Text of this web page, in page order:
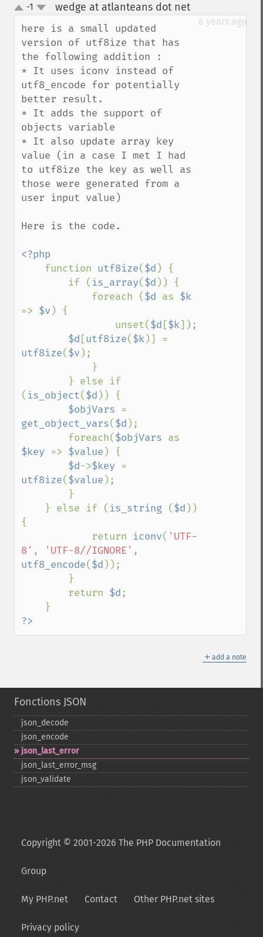
up
down
-1 wedge at atlanteans dot net¶
8 years ago
here is a small updated
version of utf8ize that has
the following addition :
* It uses iconv instead of
utf8_encode for potentially
better result.
* It adds the support of
objects variable
* It also update array key
value (in a case I met I had
to utf8ize the key as well as
those were generated from a
user input value)
Here is the code.
<?php
function utf8ize($d ) {
        if (
is_array($d )) {
            foreach (
$d as
=> $v ) {
                unset(
$d [$k]);
$d [utf8ize($k
utf8ize($v );
( is_object($d )) {
$objVars
get_object_vars($d );
        foreach(
$objVars
$key => $value ) {
$d->$key
utf8ize($value );
    } else if (
is_string ($d ))
{
            return
iconv( 'UTF-
8' , 'UTF-8//IGNORE'
utf8_encode($d ));
        return
$d;
?>
＋ add a note
Fonctions JSON
json_​decode
json_​encode
json_​last_​error
json_​last_​error_​msg
json_​validate
Copyright © 2001-2026 The PHP Documentation
Group
My PHP.net Contact Other PHP.net sites
Privacy policy